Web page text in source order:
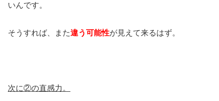
いんです。
そうすれば、また違う可能性が見えて来るはず。
次に②の直感力。